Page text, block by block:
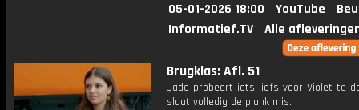
05-01-2026 18:00 YouTube
Informatief.TV
Alle
Brugklas: Afl. 51
Jade probeert iets liefs voor Violet te
slaat volledig de plank mis.